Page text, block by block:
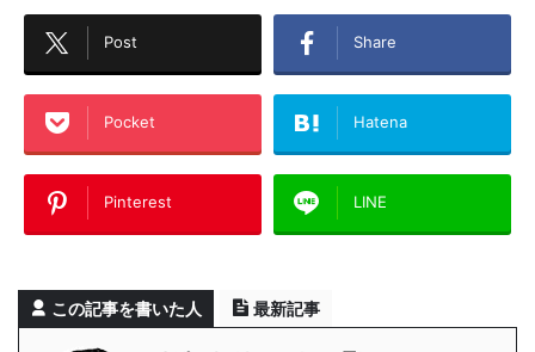
Post Share
Pocket Hatena
Pinterest LINE
この記事を書いた人 最新記事